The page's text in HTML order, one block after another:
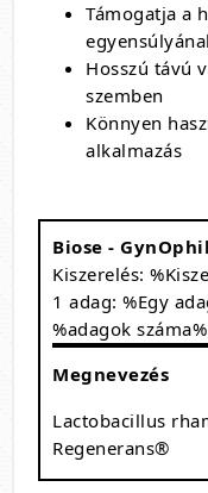
Támogatja a
Hosszú távú
szemben
Könnyen
alkalmazás
Biose -
Kiszerelés:
1 adag: %Egy
%adagok
Megnevezés
Lactobacillus
Regenerans®